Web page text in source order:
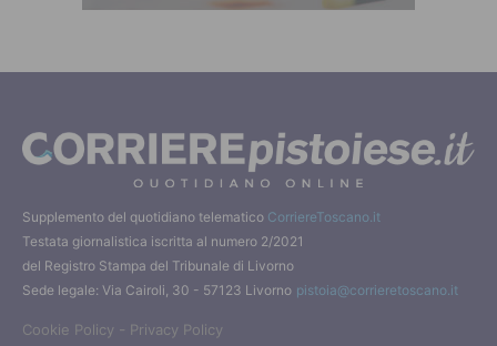
Supplemento del quotidiano telematico CorriereToscano.it
Testata giornalistica iscritta al numero 2/2021
del Registro Stampa del Tribunale di Livorno
Sede legale: Via Cairoli, 30 - 57123 Livorno pistoia@corrieretoscano.it
Cookie Policy - Privacy Policy